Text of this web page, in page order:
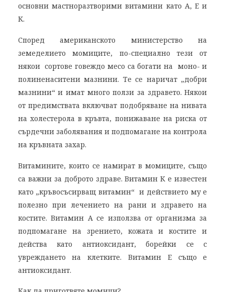
основни мастноразтворими витамини като А, Е и
К.
Според американското министерство на
земеделието момиците, по-специално тези от
някои сортове говеждо месо са богати на моно- и
полиненаситени мазнини. Те се наричат „добри
мазнини“ и имат много ползи за здравето. Някои
от предимствата включват подобряване на нивата
на холестерола в кръвта, понижаване на риска от
сърдечни заболявания и подпомагане на контрола
на кръвната захар.
Витамините, които се намират в момиците, също
са важни за доброто здраве. Витамин К е известен
като „кръвосъсирващ витамин“ и действието му е
полезно при лечението на рани и здравето на
костите. Витамин А се използва от организма за
подпомагане на зрението, кожата и костите и
действа като антиоксидант, борейки се с
увреждането на клетките. Витамин Е също е
антиоксидант.